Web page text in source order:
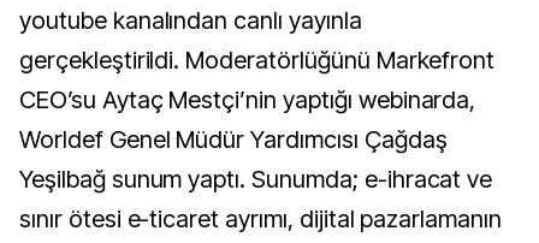
youtube kanalından canlı yayınla
gerçekleştirildi. Moderatörlüğünü Markefront
CEO’su Aytaç Mestçi’nin yaptığı webinarda,
Worldef Genel Müdür Yardımcısı Çağdaş
Yeşilbağ sunum yaptı. Sunumda; e-ihracat ve
sınır ötesi e-ticaret ayrımı, dijital pazarlamanın